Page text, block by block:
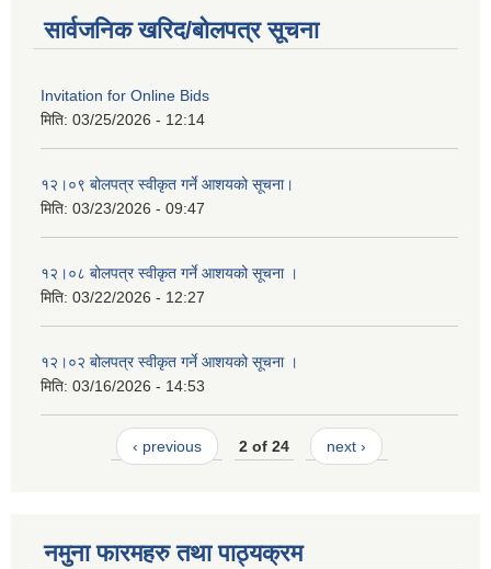
सार्वजनिक खरिद/बोलपत्र सूचना
Invitation for Online Bids
मिति: 03/25/2026 - 12:14
१२।०९ बोलपत्र स्वीकृत गर्ने आशयको सूचना।
मिति: 03/23/2026 - 09:47
१२।०८ बोलपत्र स्वीकृत गर्ने आशयको सूचना ।
मिति: 03/22/2026 - 12:27
१२।०२ बोलपत्र स्वीकृत गर्ने आशयको सूचना ।
मिति: 03/16/2026 - 14:53
‹ previous 2 of 24 next ›
नमुना फारमहरु तथा पाठ्यक्रम